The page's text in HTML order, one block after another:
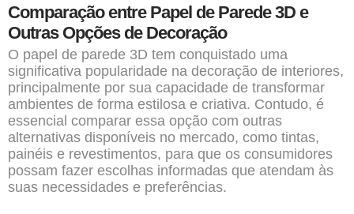
Comparação entre Papel de Parede 3D e
Outras Opções de Decoração
O papel de parede 3D tem conquistado uma
significativa popularidade na decoração de interiores,
principalmente por sua capacidade de transformar
ambientes de forma estilosa e criativa. Contudo, é
essencial comparar essa opção com outras
alternativas disponíveis no mercado, como tintas,
painéis e revestimentos, para que os consumidores
possam fazer escolhas informadas que atendam às
suas necessidades e preferências.